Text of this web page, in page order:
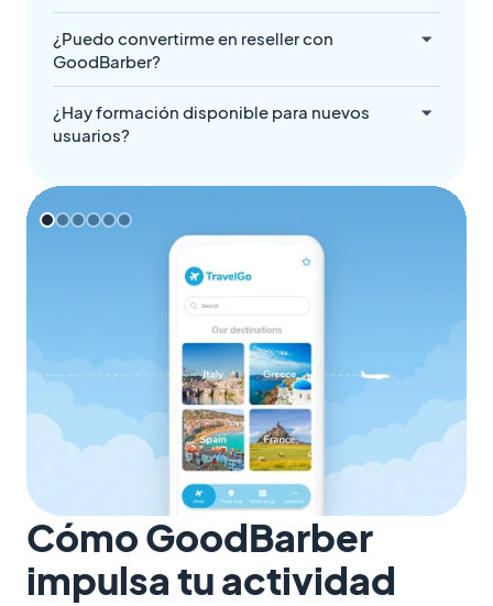
¿Puedo convertirme en reseller con
GoodBarber?
¿Hay formación disponible para nuevos
usuarios?
Cómo GoodBarber
impulsa tu actividad